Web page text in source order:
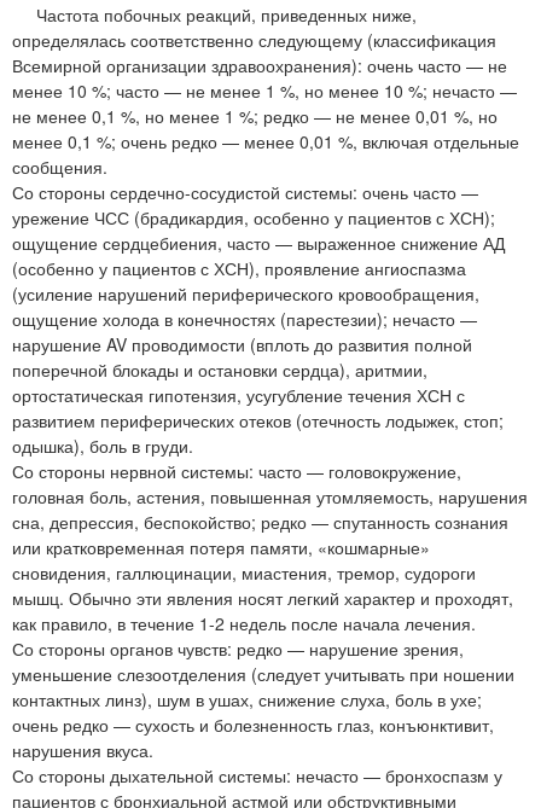
Частота побочных реакций, приведенных ниже,
определялась соответственно следующему (классификация
Всемирной организации здравоохранения): очень часто — не
менее 10 %; часто — не менее 1 %, но менее 10 %; нечасто —
не менее 0,1 %, но менее 1 %; редко — не менее 0,01 %, но
менее 0,1 %; очень редко — менее 0,01 %, включая отдельные
сообщения.
Со стороны сердечно-сосудистой системы: очень часто —
урежение ЧСС (брадикардия, особенно у пациентов с ХСН);
ощущение сердцебиения, часто — выраженное снижение АД
(особенно у пациентов с ХСН), проявление ангиоспазма
(усиление нарушений периферического кровообращения,
ощущение холода в конечностях (парестезии); нечасто —
нарушение AV проводимости (вплоть до развития полной
поперечной блокады и остановки сердца), аритмии,
ортостатическая гипотензия, усугубление течения ХСН с
развитием периферических отеков (отечность лодыжек, стоп;
одышка), боль в груди.
Со стороны нервной системы: часто — головокружение,
головная боль, астения, повышенная утомляемость, нарушения
сна, депрессия, беспокойство; редко — спутанность сознания
или кратковременная потеря памяти, «кошмарные»
сновидения, галлюцинации, миастения, тремор, судороги
мышц. Обычно эти явления носят легкий характер и проходят,
как правило, в течение 1-2 недель после начала лечения.
Со стороны органов чувств: редко — нарушение зрения,
уменьшение слезоотделения (следует учитывать при ношении
контактных линз), шум в ушах, снижение слуха, боль в ухе;
очень редко — сухость и болезненность глаз, конъюнктивит,
нарушения вкуса.
Со стороны дыхательной системы: нечасто — бронхоспазм у
пациентов с бронхиальной астмой или обструктивными